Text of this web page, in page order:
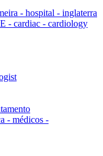
- hospital - inglaterra
- cardiac - cardiology
- médicos -